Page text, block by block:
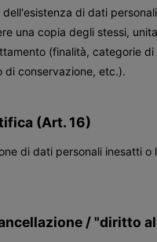
di dati
una copia degli stessi,
(finalità, categorie di
di conservazione, etc.).
(Art. 16)
di dati personali inesatti o
/ "diritto